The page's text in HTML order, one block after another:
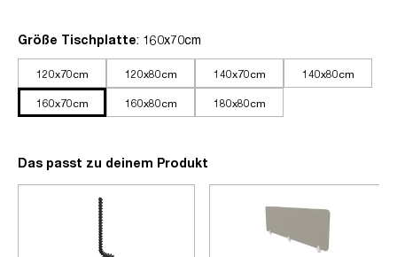
Größe Tischplatteauswählen
: 160x70cm
120x70cm 120x80cm 140x70cm 140x80cm
160x70cm 160x80cm 180x80cm
Das passt zu deinem Produkt